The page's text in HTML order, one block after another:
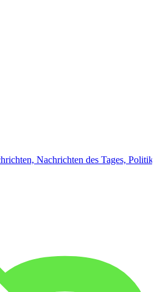
Nachrichten des Tages, Politik